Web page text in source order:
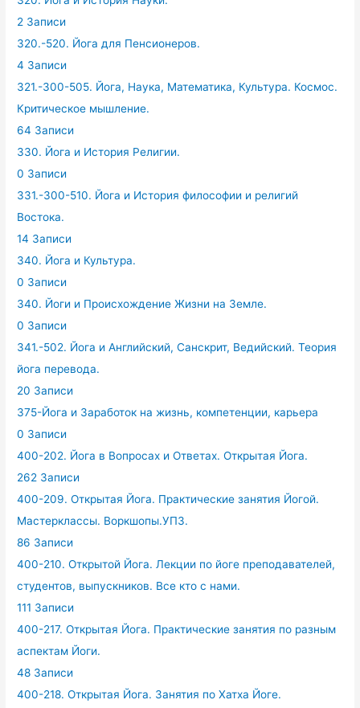
2 Записи
320.-520. Йога для Пенсионеров.
4 Записи
321.-300-505. Йога, Наука, Математика, Культура. Космос.
Критическое мышление.
64 Записи
330. Йога и История Религии.
0 Записи
331.-300-510. Йога и История философии и религий
Востока.
14 Записи
340. Йога и Культура.
0 Записи
340. Йоги и Происхождение Жизни на Земле.
0 Записи
341.-502. Йога и Английский, Санскрит, Ведийский. Теория
йога перевода.
20 Записи
375-Йога и Заработок на жизнь, компетенции, карьера
0 Записи
400-202. Йога в Вопросах и Ответах. Открытая Йога.
262 Записи
400-209. Открытая Йога. Практические занятия Йогой.
Мастерклассы. Воркшопы.УПЗ.
86 Записи
400-210. Открытой Йога. Лекции по йоге преподавателей,
студентов, выпускников. Все кто с нами.
111 Записи
400-217. Открытая Йога. Практические занятия по разным
аспектам Йоги.
48 Записи
400-218. Открытая Йога. Занятия по Хатха Йоге.